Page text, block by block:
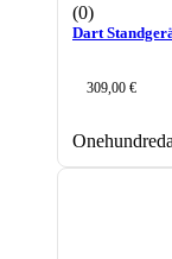
(0)
Dart
309,00 €